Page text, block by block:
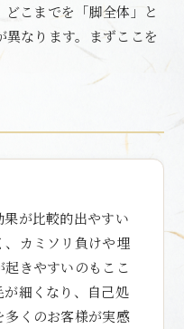
こまでを「脚全体」と
なります。まずここを
が比較的出やすい
カミソリ負けや埋
きやすいのもここ
細くなり、自己処
くのお客様が実感